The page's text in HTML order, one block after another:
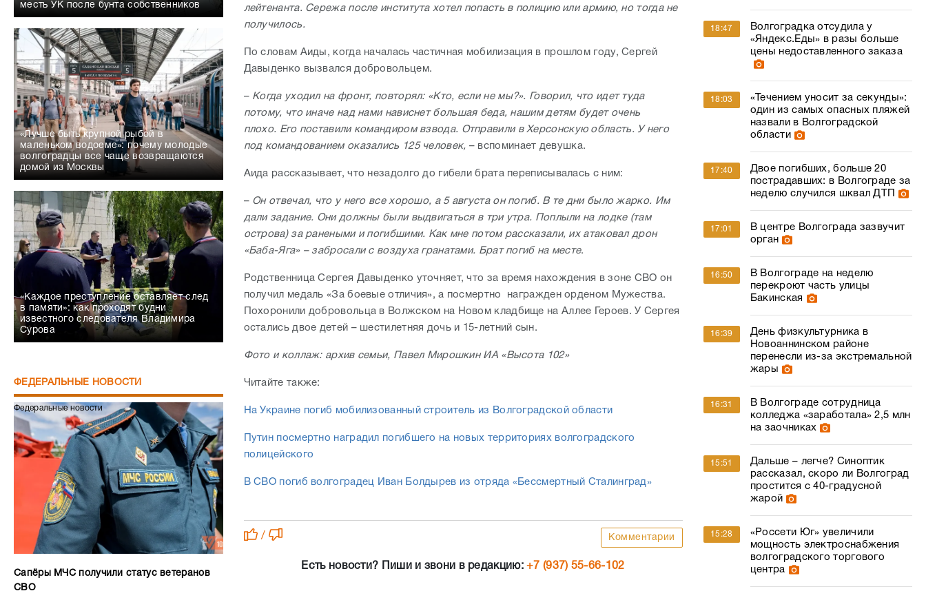
месть УК после бунта собственников
«Лучше быть крупной рыбой в
маленьком водоеме»: почему молодые
волгоградцы все чаще возвращаются
домой из Москвы
«Каждое преступление оставляет след
в памяти»: как проходят будни
известного следователя Владимира
Сурова
ФЕДЕРАЛЬНЫЕ НОВОСТИ
Федеральные новости
Сапёры МЧС получили статус ветеранов
СВО
лейтенанта. Сережа после института хотел попасть в полицию или армию, но тогда не
получилось.
По словам Аиды, когда началась частичная мобилизация в прошлом году, Сергей
Давыденко вызвался добровольцем.
– Когда уходил на фронт, повторял: «Кто, если не мы?». Говорил, что идет туда
потому, что иначе над нами нависнет большая беда, нашим детям будет очень
плохо. Его поставили командиром взвода. Отправили в Херсонскую область. У него
под командованием оказались 125 человек, – вспоминает девушка.
Аида рассказывает, что незадолго до гибели брата переписывалась с ним:
– Он отвечал, что у него все хорошо, а 5 августа он погиб. В те дни было жарко. Им
дали задание. Они должны были выдвигаться в три утра. Поплыли на лодке (там
острова) за ранеными и погибшими. Как мне потом рассказали, их атаковал дрон
«Баба-Яга» – забросали с воздуха гранатами. Брат погиб на месте.
Родственница Сергея Давыденко уточняет, что за время нахождения в зоне СВО он
получил медаль «За боевые отличия», а посмертно награжден орденом Мужества.
Похоронили добровольца в Волжском на Новом кладбище на Аллее Героев. У Сергея
остались двое детей – шестилетняя дочь и 15-летний сын.
Фото и коллаж: архив семьи, Павел Мирошкин ИА «Высота 102»
Читайте также:
На Украине погиб мобилизованный строитель из Волгоградской области
Путин посмертно наградил погибшего на новых территориях волгоградского
полицейского
В СВО погиб волгоградец Иван Болдырев из отряда «Бессмертный Сталинград»
/ Комментарии
Есть новости? Пиши и звони в редакцию:+7 (937) 55-66-102
18:47
Волгоградка отсудила у
«Яндекс.Еды» в разы больше
цены недоставленного заказа
18:03
«Течением уносит за секунды»:
один из самых опасных пляжей
назвали в Волгоградской
области
17:40
Двое погибших, больше 20
пострадавших: в Волгограде за
неделю случился шквал ДТП
17:01
В центре Волгограда зазвучит
орган
16:50
В Волгограде на неделю
перекроют часть улицы
Бакинская
16:39
День физкультурника в
Новоаннинском районе
перенесли из-за экстремальной
жары
16:31
В Волгограде сотрудница
колледжа «заработала» 2,5 млн
на заочниках
15:51
Дальше – легче? Синоптик
рассказал, скоро ли Волгоград
простится с 40-градусной
жарой
15:28
«Россети Юг» увеличили
мощность электроснабжения
волгоградского торгового
центра